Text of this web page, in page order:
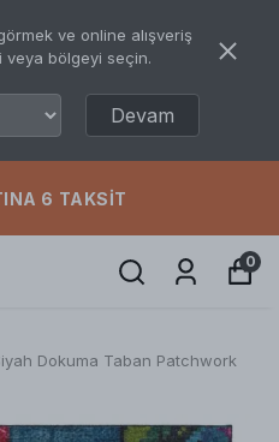
ve online alışveriş
veya bölgeyi seçin.
Devam
6 TAKSIT
0
Dokuma Taban Patchwork